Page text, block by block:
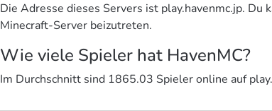
Die Adresse dieses Servers ist play.havenmc.jp.
Minecraft-Server beizutreten.
Wie viele Spieler hat HavenMC?
Im Durchschnitt sind 1865.03 Spieler online auf